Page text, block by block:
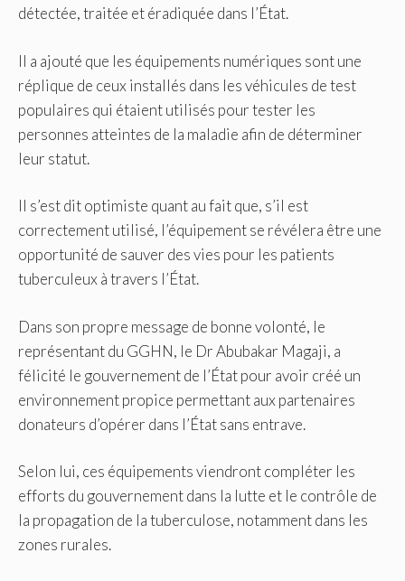
détectée, traitée et éradiquée dans l’État.
Il a ajouté que les équipements numériques sont une
réplique de ceux installés dans les véhicules de test
populaires qui étaient utilisés pour tester les
personnes atteintes de la maladie afin de déterminer
leur statut.
Il s’est dit optimiste quant au fait que, s’il est
correctement utilisé, l’équipement se révélera être une
opportunité de sauver des vies pour les patients
tuberculeux à travers l’État.
Dans son propre message de bonne volonté, le
représentant du GGHN, le Dr Abubakar Magaji, a
félicité le gouvernement de l’État pour avoir créé un
environnement propice permettant aux partenaires
donateurs d’opérer dans l’État sans entrave.
Selon lui, ces équipements viendront compléter les
efforts du gouvernement dans la lutte et le contrôle de
la propagation de la tuberculose, notamment dans les
zones rurales.